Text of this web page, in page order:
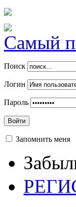
Самый
Поиск
Логин
Пароль
Войти
Запомнить меня